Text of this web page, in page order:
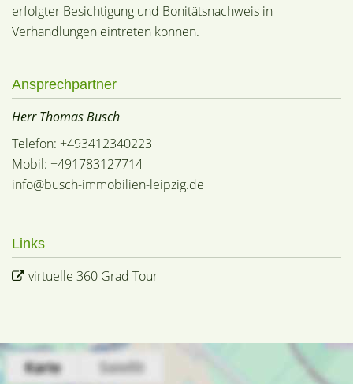
erfolgter Besichtigung und Bonitätsnachweis in
Verhandlungen eintreten können.
Ansprechpartner
Herr Thomas Busch
Telefon: +493412340223
Mobil: +491783127714
info@busch-immobilien-leipzig.de
Links
virtuelle 360 Grad Tour